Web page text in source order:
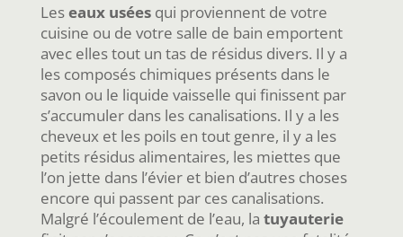
Leseaux uséesqui proviennent de votre
cuisine ou de votre salle de bain emportent
avec elles tout un tas de résidus divers. Il y a
les composés chimiques présents dans le
savon ou le liquide vaisselle qui finissent par
s’accumuler dans les canalisations. Il y a les
cheveux et les poils en tout genre, il y a les
petits résidus alimentaires, les miettes que
l’on jette dans l’évier et bien d’autres choses
encore qui passent par ces canalisations.
Malgré l’écoulement de l’eau, la tuyauterie